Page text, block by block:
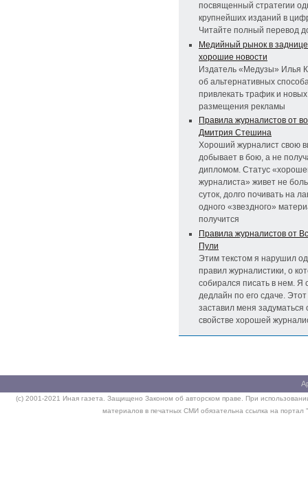
посвященный стратегии
крупнейших изданий в
Читайте полный перевод
Медийный рынок в
хорошие новости
Издатель «Медузы» Илья
об альтернативных
привлекать трафик и
размещения рекламы
Правила журналистов от
Дмитрия Стешина
Хороший журналист свою
добывает в бою, а не
дипломом. Статус
журналиста» живет не
суток, долго почивать на
одного «звездного»
получится
Правила журналистов от
Пули
Этим текстом я нарушил
правил журналистики, о
собирался писать в нем. Я
дедлайн по его сдаче. Этот
заставил меня задуматься
свойстве хорошей
(c) 2001-2021 Иная газета. Защищено Законом об авторском праве. При
материалов в печатных СМИ обязательна ссылка на